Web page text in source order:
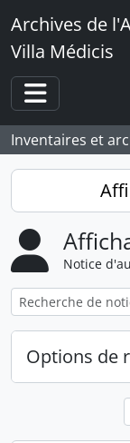
Skip to main content
Archives de
Villa Médicis
Toggle
Inventaires et
Notice
Options de